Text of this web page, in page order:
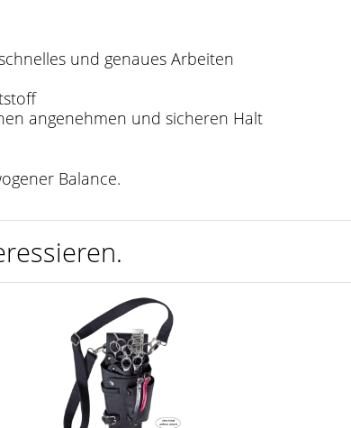
und genaues Arbeiten
angenehmen und sicheren Halt
Balance.